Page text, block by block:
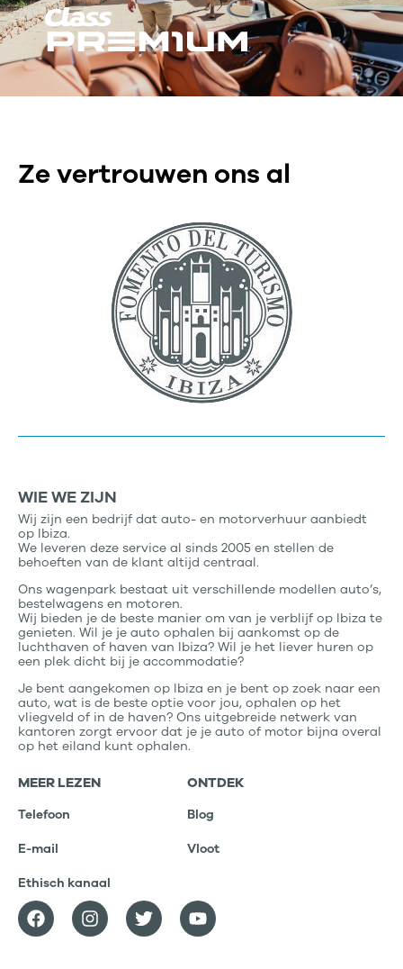
Ze vertrouwen ons al
WIE WE ZIJN
Wij zijn een bedrijf dat auto- en motorverhuur aanbiedt
op Ibiza.
We leveren deze service al sinds 2005 en stellen de
behoeften van de klant altijd centraal.
Ons wagenpark bestaat uit verschillende modellen auto’s,
bestelwagens en motoren.
Wij bieden je de beste manier om van je verblijf op Ibiza te
genieten. Wil je je auto ophalen bij aankomst op de
luchthaven of haven van Ibiza? Wil je het liever huren op
een plek dicht bij je accommodatie?
Je bent aangekomen op Ibiza en je bent op zoek naar een
auto, wat is de beste optie voor jou, ophalen op het
vliegveld of in de haven? Ons uitgebreide netwerk van
kantoren zorgt ervoor dat je je auto of motor bijna overal
op het eiland kunt ophalen.
MEER LEZEN
Telefoon
E-mail
Ethisch kanaal
ONTDEK
Blog
Vloot